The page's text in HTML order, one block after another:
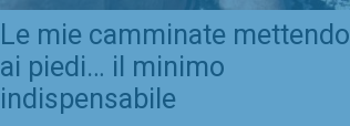
Le mie camminate mettendo
ai piedi… il minimo
indispensabile